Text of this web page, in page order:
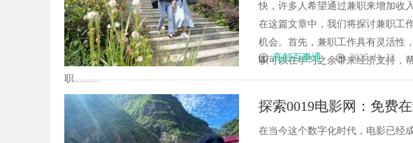
快，许多人希望通过兼职来增加收
在这篇文章中，我们将探讨兼职工
机会。首先，兼职工作具有灵活性
职可以在学习之余带来经济支持，
职.........
高邮百事通 2025-11-22
探索0019电影网：免费
在当今这个数字化时代，电影已经